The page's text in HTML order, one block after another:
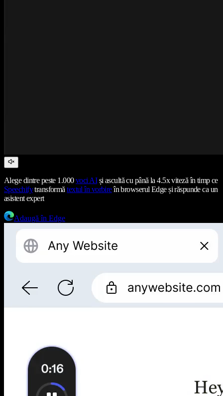
Alege dintre peste 1.000voci AIși ascultă cu până la 4.5x viteză în timp ce
Speechifytransformătextul în vorbireîn browserul Edge și răspunde ca un
asistent expert
Adaugă în Edge